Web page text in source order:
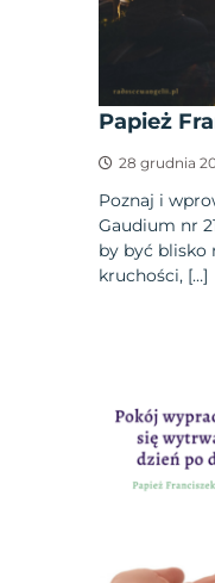
Papież
28 grudnia
Poznaj i
Gaudium nr
by być blisko
kruchości, […]